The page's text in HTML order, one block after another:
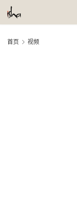
首页 视频